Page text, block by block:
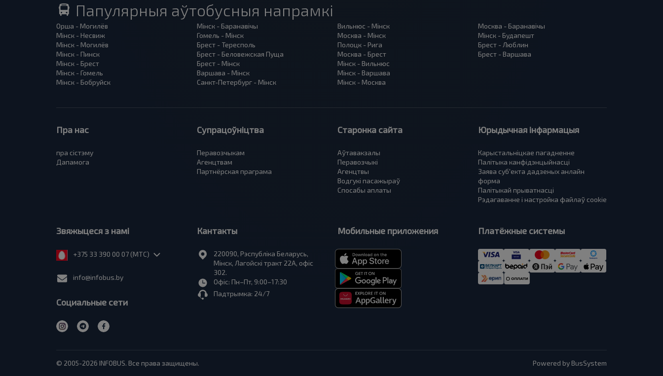
Папулярныя аўтобусныя напрамкі
Орша - Могилёв
Мінск - Несвиж
Мінск - Могилёв
Мінск - Пинск
Мінск - Брест
Мінск - Гомель
Мінск - Бобруйск
Мінск - Баранавiчы
Гомель - Мінск
Брест - Тересполь
Брест - Беловежская Пуща
Брест - Мінск
Варшава - Мінск
Санкт-Петербург - Мінск
Вильнюс - Мінск
Москва - Мінск
Полоцк - Рига
Москва - Брест
Мінск - Вильнюс
Мінск - Варшава
Мінск - Москва
Москва - Баранавiчы
Мінск - Будапешт
Брест - Люблин
Брест - Варшава
Пра нас
пра сiстэму
Дапамога
Супрацоўніцтва
Перавозчыкам
Агенцтвам
Партнёрская праграма
Старонка сайта
Аўтавакзалы
Перавозчыкі
Агенцтвы
Водгукі пасажыраў
Спосабы аплаты
Юрыдычная інфармацыя
Карыстальніцкае пагадненне
Палітыка канфідэнцыйнасці
Заява суб'екта дадзеных анлайн
форма
Палітыкай прыватнасці
Рэдагаванне і настройка файлаў cookie
Звяжыцеся з намі
+375 33 390 00 07 (МТС)
info@infobus.by
Социальные сети
Кантакты
220090, Рэспубліка Беларусь,
Мінск, Лагойскі тракт 22A, офіс
302.
Офіс: Пн–Пт, 9:00–17:30
Падтрымка: 24/7
Мобильные приложения Платёжные системы
© 2005-2026 INFOBUS. Все права защищены. Powered by BusSystem